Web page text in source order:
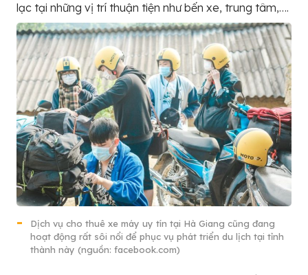
lạc tại những vị trí thuận tiện như bến xe, trung tâm,….
Dịch vụ cho thuê xe máy uy tín tại Hà Giang cũng đang
hoạt động rất sôi nổi để phục vụ phát triển du lịch tại tỉnh
thành này (nguồn: facebook.com)